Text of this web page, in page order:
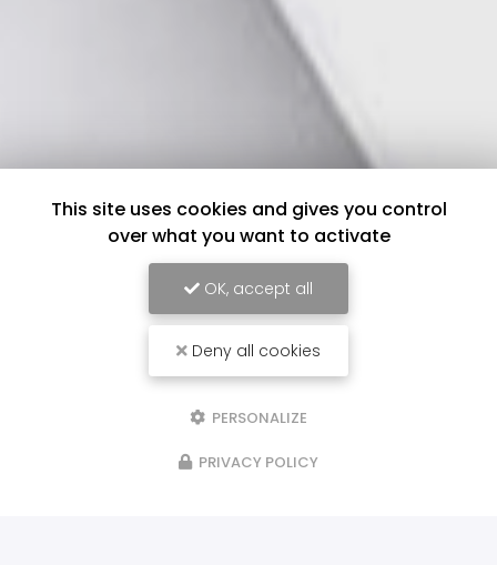
This site uses cookies and gives you control
over what you want to activate
OK, accept all
Deny all cookies
PERSONALIZE
PRIVACY POLICY